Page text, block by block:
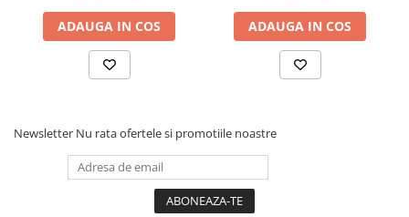
ADAUGA IN COS ADAUGA IN COS
Newsletter Nu rata ofertele si promotiile noastre